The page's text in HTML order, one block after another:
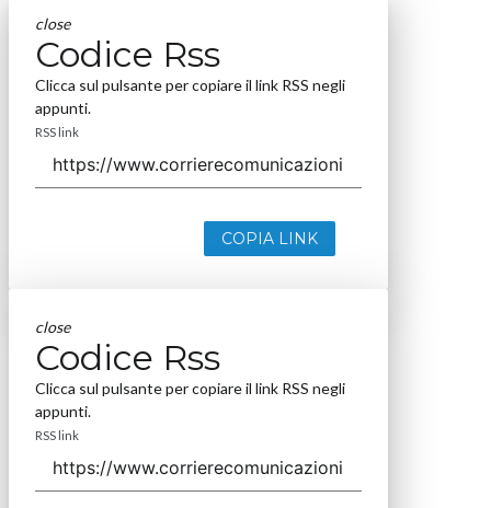
close
Codice Rss
Clicca sul pulsante per copiare il link RSS negli
appunti.
RSS link
COPIA LINK
close
Codice Rss
Clicca sul pulsante per copiare il link RSS negli
appunti.
RSS link